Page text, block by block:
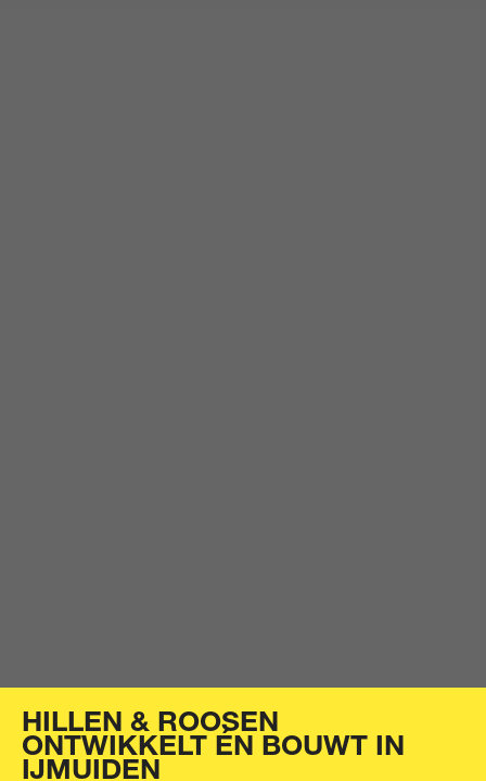
HILLEN & ROOSEN
ONTWIKKELT ÉN BOUWT IN
IJMUIDEN